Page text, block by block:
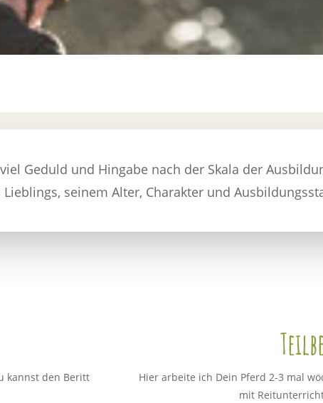
Geduld und Hingabe nach der Skala der
seinem Alter, Charakter und
kannst den Beritt
Hier arbeite ich Dein Pferd 2-3 mal
mit